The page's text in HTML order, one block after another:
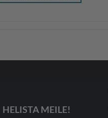
HELISTA MEILE!